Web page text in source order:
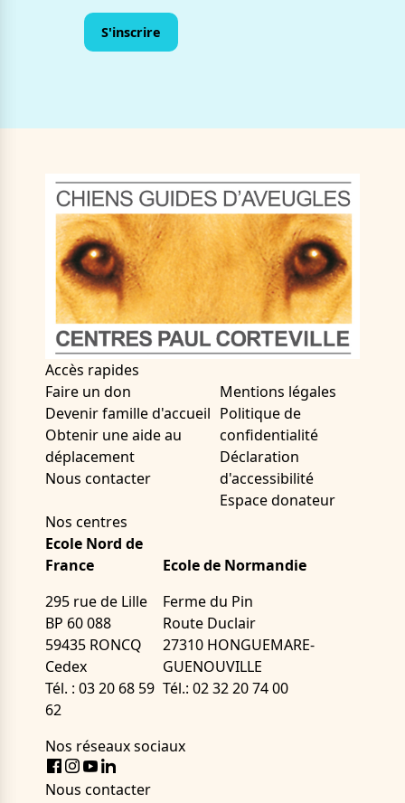
Accès rapides
Faire un don
Devenir famille d'accueil
Obtenir une aide au
déplacement
Nous contacter
Mentions légales
Politique de
confidentialité
Déclaration
d'accessibilité
Espace donateur
Nos centres
Ecole Nord de
France
295 rue de Lille
BP 60 088
59435 RONCQ
Cedex
Tél. : 03 20 68 59
62
Ecole de Normandie
Ferme du Pin
Route Duclair
27310 HONGUEMARE-
GUENOUVILLE
Tél.: 02 32 20 74 00
Nos réseaux sociaux
Facebook
Instagram
Youtube
Nous contacter